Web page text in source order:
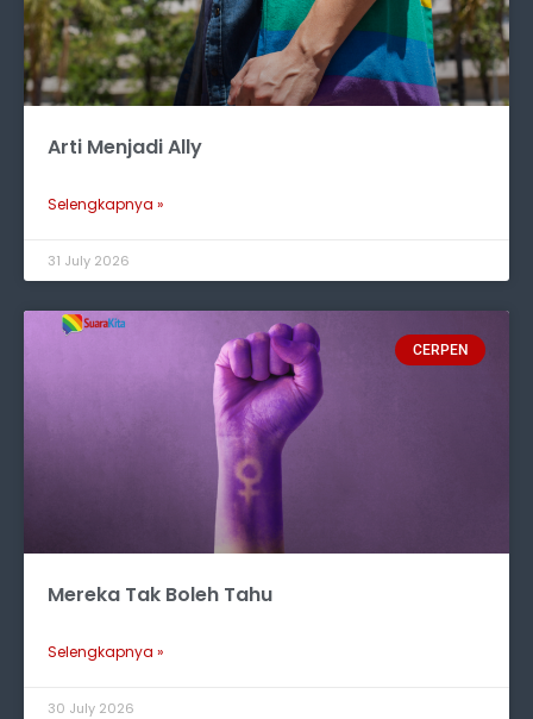
Arti Menjadi Ally
Selengkapnya »
31 July 2026
CERPEN
Mereka Tak Boleh Tahu
Selengkapnya »
30 July 2026